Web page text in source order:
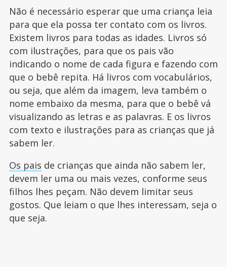
Não é necessário esperar que uma criança leia
para que ela possa ter contato com os livros.
Existem livros para todas as idades. Livros só
com ilustrações, para que os pais vão
indicando o nome de cada figura e fazendo com
que o bebê repita. Há livros com vocabulários,
ou seja, que além da imagem, leva também o
nome embaixo da mesma, para que o bebê vá
visualizando as letras e as palavras. E os livros
com texto e ilustrações para as crianças que já
sabem ler.
Os pais de crianças que ainda não sabem ler,
devem ler uma ou mais vezes, conforme seus
filhos lhes peçam. Não devem limitar seus
gostos. Que leiam o que lhes interessam, seja o
que seja.